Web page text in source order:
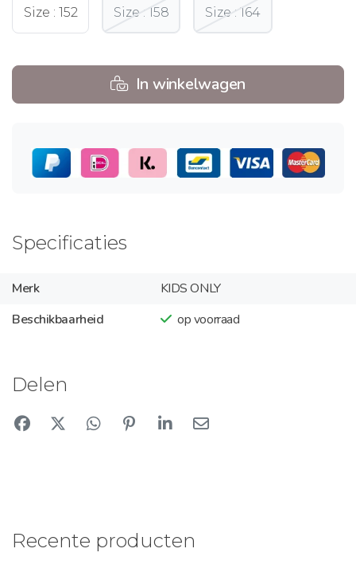
Size : 152 Size : 158 Size : 164
In winkelwagen
Specificaties
Merk
KIDS ONLY
Beschikbaarheid
op voorraad
Delen
Recente producten